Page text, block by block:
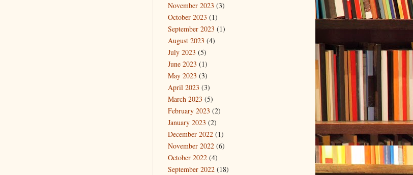
November 2023 (3)
October 2023 (1)
September 2023 (1)
August 2023 (4)
July 2023 (5)
June 2023 (1)
May 2023 (3)
April 2023 (3)
March 2023 (5)
February 2023 (2)
January 2023 (2)
December 2022 (1)
November 2022 (6)
October 2022 (4)
September 2022 (18)